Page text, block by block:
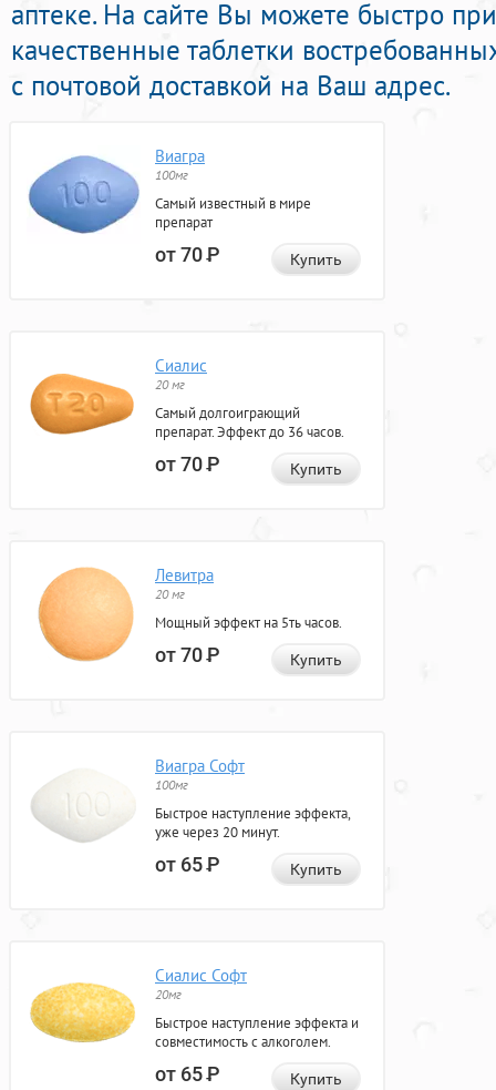
аптеке. На сайте Вы можете быстро
качественные таблетки
с почтовой доставкой на Ваш адрес.
Виагра
100мг
Самый известный в мире
препарат
от 70Р Купить
Сиалис
20 мг
Самый долгоиграющий
препарат. Эффект до 36 часов.
от 70Р Купить
Левитра
20 мг
Мощный эффект на 5ть часов.
от 70Р Купить
Виагра Софт
100мг
Быстрое наступление эффекта,
уже через 20 минут.
от 65Р Купить
Сиалис Софт
20мг
Быстрое наступление эффекта и
совместимость с алкоголем.
от 65Р Купить